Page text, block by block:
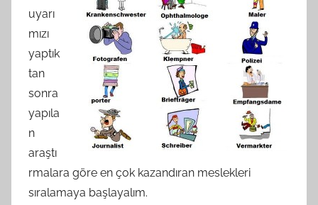
uyarı
mızı
yaptık
tan
sonra
yapıla
n
araştı
rmalara göre en çok kazandıran meslekleri
sıralamaya başlayalım.